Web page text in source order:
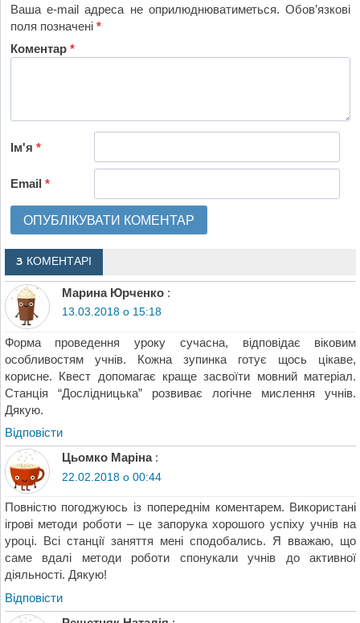
Ваша e-mail адреса не оприлюднюватиметься. Обов’язкові
поля позначені*
Коментар*
Ім'я*
Email*
3 КОМЕНТАРІ
Марина Юрченко :
13.03.2018 о 15:18
Форма проведення уроку сучасна, відповідає віковим
особливостям учнів. Кожна зупинка готує щось цікаве,
корисне. Квест допомагає краще засвоїти мовний матеріал.
Станція “Дослідницька” розвиває логічне мислення учнів.
Дякую.
Відповіcти
Цьомко Маріна :
22.02.2018 о 00:44
Повністю погоджуюсь із попереднім коментарем. Використані
ігрові методи роботи – це запорука хорошого успіху учнів на
уроці. Всі станції заняття мені сподобались. Я вважаю, що
саме вдалі методи роботи спонукали учнів до активної
діяльності. Дякую!
Відповіcти